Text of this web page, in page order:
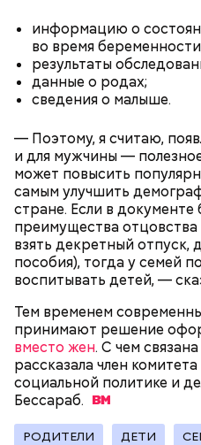
информацию о
во время
результаты
данные о родах;
сведения о малыше.
— Поэтому, я считаю,
и для мужчины —
может повысить
самым улучшить
стране. Если в
преимущества
взять декретный отпуск,
пособия), тогда у семей
воспитывать детей, —
Тем временем
принимают решение
вместо жен. С чем
рассказала член
социальной политике и
Бессараб.
РОДИТЕЛИ ДЕТИ
День воздушных поцелуев
В некоторых молодежных
стран в этот праздник
тематические вечеринки
отпраздновать эту дату
воздушный поцелуй
социальные сети и
Праздник любви